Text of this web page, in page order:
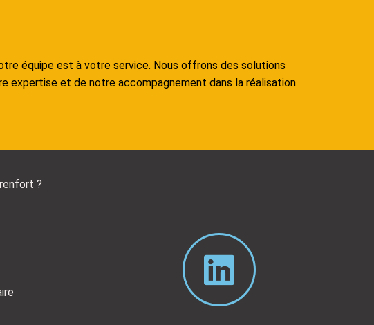
équipe est à votre service. Nous offrons des solutions
expertise et de notre accompagnement dans la réalisation
?